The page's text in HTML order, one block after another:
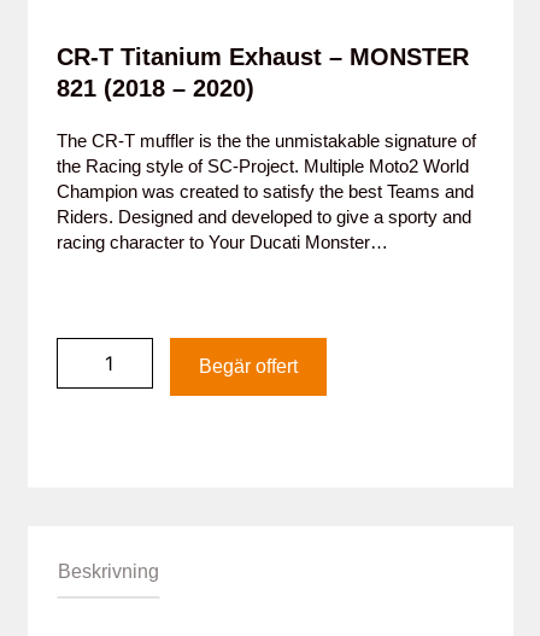
CR-T Titanium Exhaust – MONSTER
821 (2018 – 2020)
The CR-T muffler is the the unmistakable signature of
the Racing style of SC-Project. Multiple Moto2 World
Champion was created to satisfy the best Teams and
Riders. Designed and developed to give a sporty and
racing character to Your Ducati Monster…
Begär offert
Beskrivning